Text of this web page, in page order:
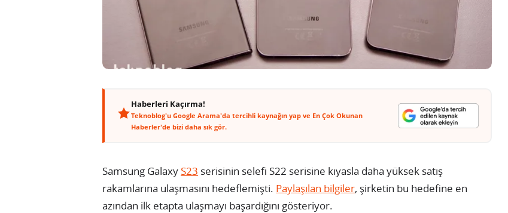
Haberleri Kaçırma!
Teknoblog'u Google Arama'da tercihli kaynağın yap ve En Çok Okunan
Haberler'de bizi daha sık gör.
Samsung Galaxy S23 serisinin selefi S22 serisine kıyasla daha yüksek satış
rakamlarına ulaşmasını hedeflemişti. Paylaşılan bilgiler, şirketin bu hedefine en
azından ilk etapta ulaşmayı başardığını gösteriyor.